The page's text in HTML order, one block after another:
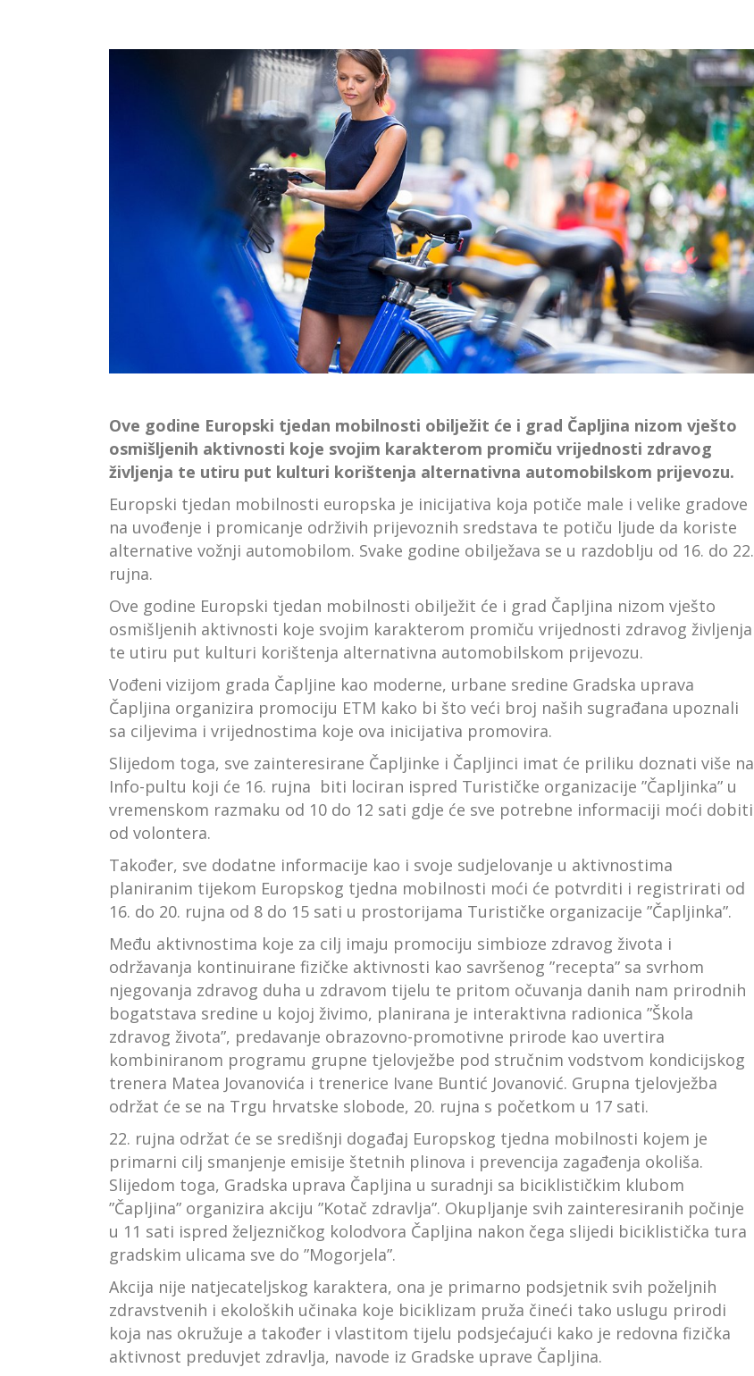
Ove godine Europski tjedan mobilnosti obilježit će i grad Čapljina nizom vješto
osmišljenih aktivnosti koje svojim karakterom promiču vrijednosti zdravog
življenja te utiru put kulturi korištenja alternativna automobilskom prijevozu.
Europski tjedan mobilnosti europska je inicijativa koja potiče male i velike gradove
na uvođenje i promicanje održivih prijevoznih sredstava te potiču ljude da koriste
alternative vožnji automobilom. Svake godine obilježava se u razdoblju od 16. do 22.
rujna.
Ove godine Europski tjedan mobilnosti obilježit će i grad Čapljina nizom vješto
osmišljenih aktivnosti koje svojim karakterom promiču vrijednosti zdravog življenja
te utiru put kulturi korištenja alternativna automobilskom prijevozu.
Vođeni vizijom grada Čapljine kao moderne, urbane sredine Gradska uprava
Čapljina organizira promociju ETM kako bi što veći broj naših sugrađana upoznali
sa ciljevima i vrijednostima koje ova inicijativa promovira.
Slijedom toga, sve zainteresirane Čapljinke i Čapljinci imat će priliku doznati više na
Info-pultu koji će 16. rujna biti lociran ispred Turističke organizacije ”Čapljinka” u
vremenskom razmaku od 10 do 12 sati gdje će sve potrebne informaciji moći dobiti
od volontera.
Također, sve dodatne informacije kao i svoje sudjelovanje u aktivnostima
planiranim tijekom Europskog tjedna mobilnosti moći će potvrditi i registrirati od
16. do 20. rujna od 8 do 15 sati u prostorijama Turističke organizacije ”Čapljinka”.
Među aktivnostima koje za cilj imaju promociju simbioze zdravog života i
održavanja kontinuirane fizičke aktivnosti kao savršenog ”recepta” sa svrhom
njegovanja zdravog duha u zdravom tijelu te pritom očuvanja danih nam prirodnih
bogatstava sredine u kojoj živimo, planirana je interaktivna radionica ”Škola
zdravog života”, predavanje obrazovno-promotivne prirode kao uvertira
kombiniranom programu grupne tjelovježbe pod stručnim vodstvom kondicijskog
trenera Matea Jovanovića i trenerice Ivane Buntić Jovanović. Grupna tjelovježba
održat će se na Trgu hrvatske slobode, 20. rujna s početkom u 17 sati.
22. rujna održat će se središnji događaj Europskog tjedna mobilnosti kojem je
primarni cilj smanjenje emisije štetnih plinova i prevencija zagađenja okoliša.
Slijedom toga, Gradska uprava Čapljina u suradnji sa biciklističkim klubom
”Čapljina” organizira akciju ”Kotač zdravlja”. Okupljanje svih zainteresiranih počinje
u 11 sati ispred željezničkog kolodvora Čapljina nakon čega slijedi biciklistička tura
gradskim ulicama sve do ”Mogorjela”.
Akcija nije natjecateljskog karaktera, ona je primarno podsjetnik svih poželjnih
zdravstvenih i ekoloških učinaka koje biciklizam pruža čineći tako uslugu prirodi
koja nas okružuje a također i vlastitom tijelu podsjećajući kako je redovna fizička
aktivnost preduvjet zdravlja, navode iz Gradske uprave Čapljina.